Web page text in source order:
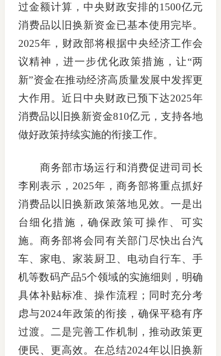
媒体看
协会介
协会公
联系我
招聘信
协会采
过金额计算，中央财政安排的1500亿元
消费品以旧换新资金已基本使用完毕。
2025年，财政部将根据中央经济工作会
议精神，进一步优化政策措施，让“两
新”资金在推动经济高质量发展中发挥更
大作用。近日中央财政已预下达2025年
消费品以旧换新资金810亿元，支持各地
做好政策持续实施的衔接工作。
商务部市场运行和消费促进司司长
李刚表示，2025年，商务部将重点抓好
消费品以旧换新政策落地见效。一是出
台细化措施，确保政策可操作、可实
施。商务部将会同有关部门尽快出台汽
车、家电、家装厨卫、电动自行车、手
机等数码产品5个领域的实施细则，明确
具体补贴标准、操作流程；同时充分考
虑与2024年政策的衔接，确保平稳有序
过渡。二是完善工作机制，推动政策更
便民、更高效。在总结2024年以旧换新